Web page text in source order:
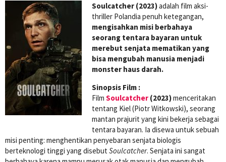
Soulcatcher (2023)adalah film aksi-
thriller Polandia penuh ketegangan,
mengisahkan misi berbahaya
seorang tentara bayaran untuk
merebut senjata mematikan yang
bisa mengubah manusia menjadi
monster haus darah.
Sinopsis Film :
Film Soulcatcher (2023)menceritakan
tentang Kiel (Piotr Witkowski), seorang
mantan prajurit yang kini bekerja sebagai
tentara bayaran. Ia disewa untuk sebuah
misi penting: menghentikan penyebaran senjata biologis
berteknologi tinggi yang disebut Soulcatcher. Senjata ini sangat